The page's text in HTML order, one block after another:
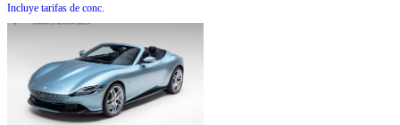
Incluye tarifas de conc.